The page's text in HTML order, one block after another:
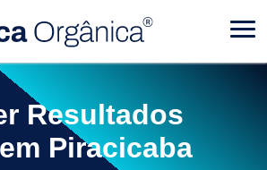
Resultados
Piracicaba